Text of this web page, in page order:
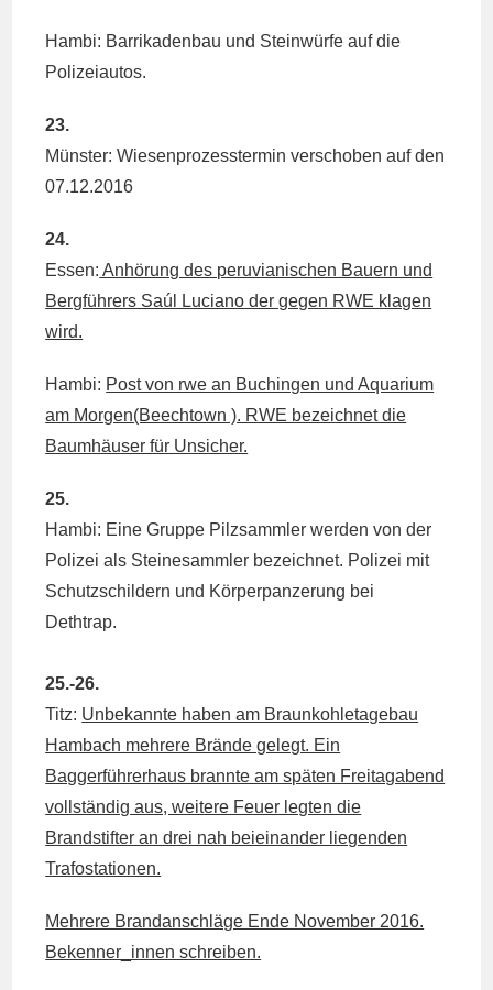
Hambi: Barrikadenbau und Steinwürfe auf die
Polizeiautos.
23.
Münster: Wiesenprozesstermin verschoben auf den
07.12.2016
24.
Essen: Anhörung des peruvianischen Bauern und
Bergführers Saúl Luciano der gegen RWE klagen
wird.
Hambi: Post von rwe an Buchingen und Aquarium
am Morgen(Beechtown ). RWE bezeichnet die
Baumhäuser für Unsicher.
25.
Hambi: Eine Gruppe Pilzsammler werden von der
Polizei als Steinesammler bezeichnet. Polizei mit
Schutzschildern und Körperpanzerung bei
Dethtrap.
25.-26.
Titz: Unbekannte haben am Braunkohletagebau
Hambach mehrere Brände gelegt. Ein
Baggerführerhaus brannte am späten Freitagabend
vollständig aus, weitere Feuer legten die
Brandstifter an drei nah beieinander liegenden
Trafostationen.
Mehrere Brandanschläge Ende November 2016.
Bekenner_innen schreiben.